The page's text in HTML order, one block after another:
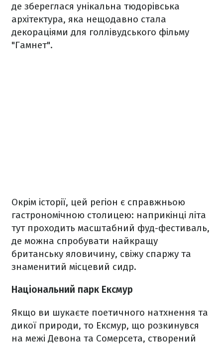
де збереглася унікальна тюдорівська
архітектура, яка нещодавно стала
декораціями для голлівудського фільму
"Гамнет".
Окрім історії, цей регіон є справжньою
гастрономічною столицею: наприкінці літа
тут проходить масштабний фуд-фестиваль,
де можна спробувати найкращу
британську яловичину, свіжу спаржу та
знаменитий місцевий сидр.
Національний парк Ексмур
Якщо ви шукаєте поетичного натхнення та
дикої природи, то Ексмур, що розкинувся
на межі Девона та Сомерсета, створений